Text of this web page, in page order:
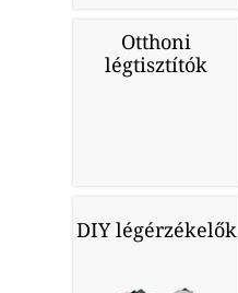
Otthoni
légtisztítók
DIY légérzékelők